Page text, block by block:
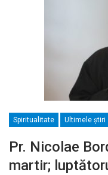
Spiritualitate Ultimele ştiri
Pr. Nicolae
martir;